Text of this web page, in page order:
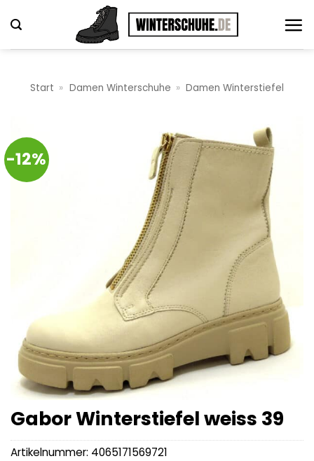
Inhalt
springen
Start » Damen Winterschuhe » Damen Winterstiefel
-12%
Gabor Winterstiefel weiss 39
Artikelnummer: 4065171569721